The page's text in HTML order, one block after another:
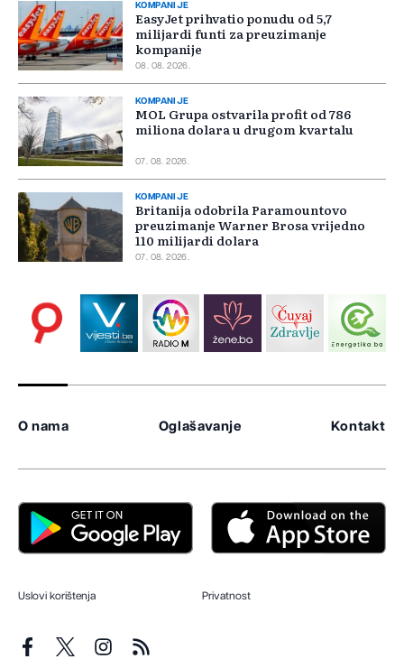
KOMPANIJE
EasyJet prihvatio ponudu od 5,7
milijardi funti za preuzimanje
kompanije
08. 08. 2026.
KOMPANIJE
MOL Grupa ostvarila profit od 786
miliona dolara u drugom kvartalu
07. 08. 2026.
KOMPANIJE
Britanija odobrila Paramountovo
preuzimanje Warner Brosa vrijedno
110 milijardi dolara
07. 08. 2026.
O nama Oglašavanje Kontakt
Uslovi korištenja Privatnost